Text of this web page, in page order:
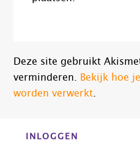
Deze site gebruikt
verminderen.
Bekijk hoe
worden verwerkt
Before
INLOGGEN